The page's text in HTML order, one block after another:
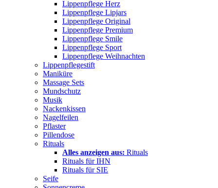
Lippenpflege Herz
Lippenpflege Lipjars
Lippenpflege Original
Lippenpflege Premium
Lippenpflege Smile
Lippenpflege Sport
Lippenpflege Weihnachten
Lippenpflegestift
Maniküre
Massage Sets
Mundschutz
Musik
Nackenkissen
Nagelfeilen
Pflaster
Pillendose
Rituals
Alles anzeigen aus: Rituals
Rituals für IHN
Rituals für SIE
Seife